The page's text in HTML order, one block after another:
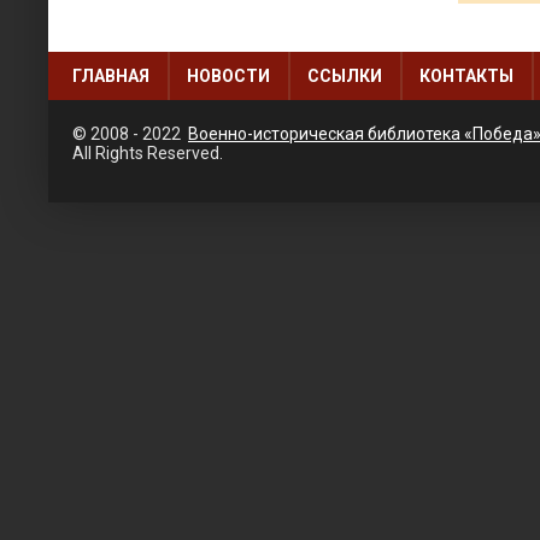
ГЛАВНАЯ НОВОСТИ ССЫЛКИ КОНТАКТЫ
© 2008 - 2022 Военно-историческая библиотека «Победа»
All Rights Reserved.